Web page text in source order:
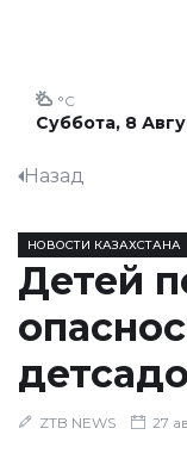
Суббота, 8
°C
Назад
НОВОСТИ КАЗАХСТАНА
Детей
ZTB NEWS 27